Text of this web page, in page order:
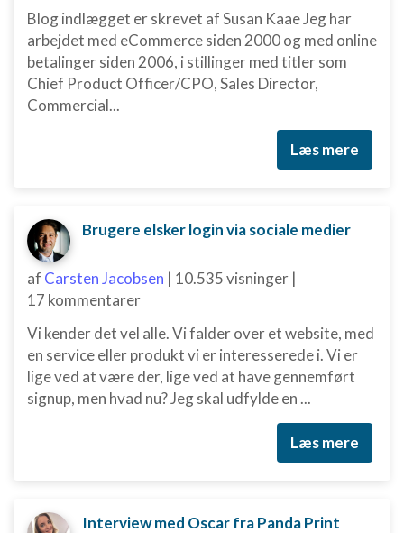
Blog indlægget er skrevet af Susan Kaae Jeg har
arbejdet med eCommerce siden 2000 og med online
betalinger siden 2006, i stillinger med titler som
Chief Product Officer/CPO, Sales Director,
Commercial...
Læs mere
Brugere elsker login via sociale medier
af Carsten Jacobsen | 10.535 visninger |
17 kommentarer
Vi kender det vel alle. Vi falder over et website, med
en service eller produkt vi er interesserede i. Vi er
lige ved at være der, lige ved at have gennemført
signup, men hvad nu? Jeg skal udfylde en ...
Læs mere
Interview med Oscar fra Panda Print